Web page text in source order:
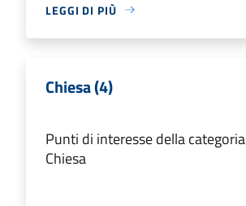
LEGGI DI PIÙ
Chiesa (4)
Punti di interesse della categoria
Chiesa